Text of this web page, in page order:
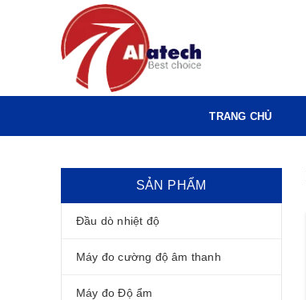
TRANG CHỦ
SẢN PHẨM
Đầu dò nhiệt độ
Máy đo cường độ âm thanh
Máy đo Độ ẩm